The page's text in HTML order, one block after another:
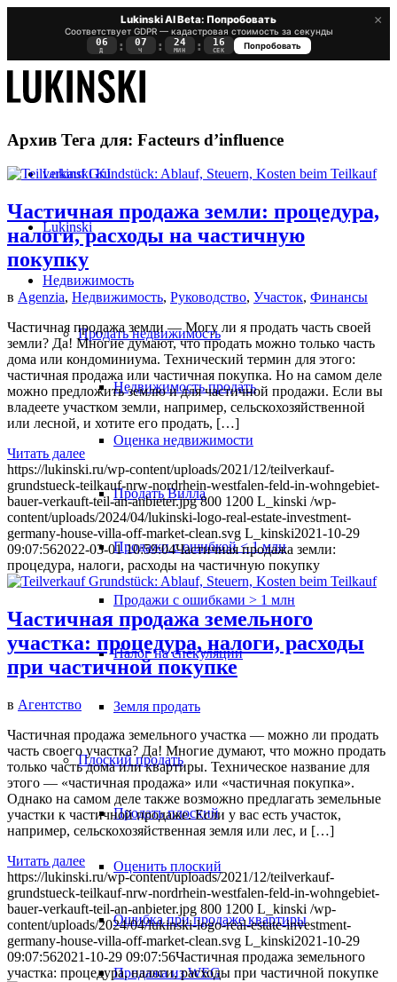
×
Lukinski AI Beta: Попробовать
Соответствует GDPR — кадастровая стоимость за секунды
06
Д : 07
Ч : 24
МИН : 16
СЕК
Попробовать
Lukinski KI
Lukinski
Недвижимость
Продать недвижимость
Недвижимость продать
Оценка недвижимости
Продать Вилла
Продажи с ошибкой < 1 млн
Продажи с ошибками > 1 млн
Налог на спекуляции
Земля продать
Плоскийпродать
Продать плоский
Оценить плоский
Ошибка при продаже квартиры
Продажа из WEG
Архив Тега для: Facteurs d’influence
Частичная продажа земли: процедура,
налоги, расходы на частичную
покупку
в Agenzia, Недвижимость, Руководство, Участок, Финансы
Частичная продажа земли — Могу ли я продать часть своей
земли? Да! Многие думают, что продать можно только часть
дома или кондоминиума. Технический термин для этого:
частичная продажа или частичная покупка. Но на самом деле
можно предложить землю и для частичной продажи. Если вы
владеете участком земли, например, сельскохозяйственной
или лесной, и хотите его продать, […]
Читать далее
https://lukinski.ru/wp-content/uploads/2021/12/teilverkauf-
grundstueck-teilkauf-nrw-nordrhein-westfalen-feld-in-wohngebiet-
bauer-verkauft-teil-an-anbieter.jpg 800 1200 L_kinski /wp-
content/uploads/2024/04/lukinski-logo-real-estate-investment-
germany-house-villa-off-market-clean.svg L_kinski2021-10-29
09:07:562022-03-01 10:59:04Частичная продажа земли:
процедура, налоги, расходы на частичную покупку
Частичная продажа земельного
участка: процедура, налоги, расходы
при частичной покупке
в Агентство
Частичная продажа земельного участка — можно ли продать
часть своего участка? Да! Многие думают, что можно продать
только часть дома или квартиры. Техническое название для
этого — «частичная продажа» или «частичная покупка».
Однако на самом деле также возможно предлагать земельные
участки к частичной продаже. Если у вас есть участок,
например, сельскохозяйственная земля или лес, и […]
Читать далее
https://lukinski.ru/wp-content/uploads/2021/12/teilverkauf-
grundstueck-teilkauf-nrw-nordrhein-westfalen-feld-in-wohngebiet-
bauer-verkauft-teil-an-anbieter.jpg 800 1200 L_kinski /wp-
content/uploads/2024/04/lukinski-logo-real-estate-investment-
germany-house-villa-off-market-clean.svg L_kinski2021-10-29
09:07:562021-10-29 09:07:56Частичная продажа земельного
участка: процедура, налоги, расходы при частичной покупке